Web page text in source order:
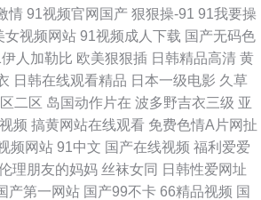
情 91视频官网国产 狠狠操-91 91我要操
女视频网站 91视频成人下载 国产无码色
人加勒比 欧美狠狠插 日韩精品高清 黄
日韩在线观看精品 日本一级电影 久草
二区 岛国动作片在 波多野吉衣三级 亚
频 搞黄网站在线观看 免费色情A片网扯
频网站 91中文 国产在线视频 福利爱爱
理朋友的妈妈 丝袜女同 日韩性爱网址
产第一网站 国产99不卡 66精品视频 国